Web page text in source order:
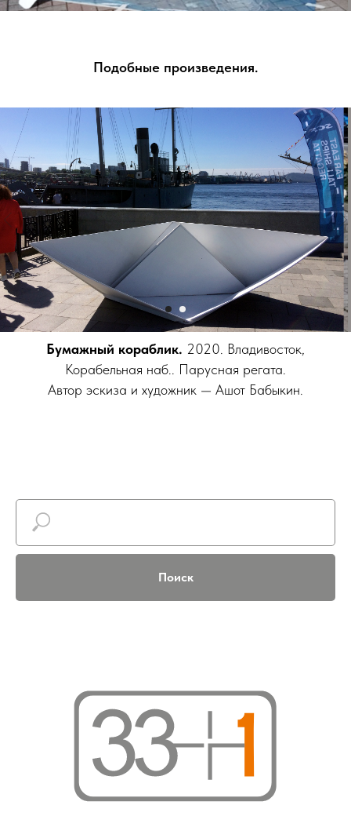
Подобные произведения.
Бумажный кораблик. 2020. Владивосток,
Корабельная наб.. Парусная регата.
Автор эскиза и художник — Ашот Бабыкин.
Поиск